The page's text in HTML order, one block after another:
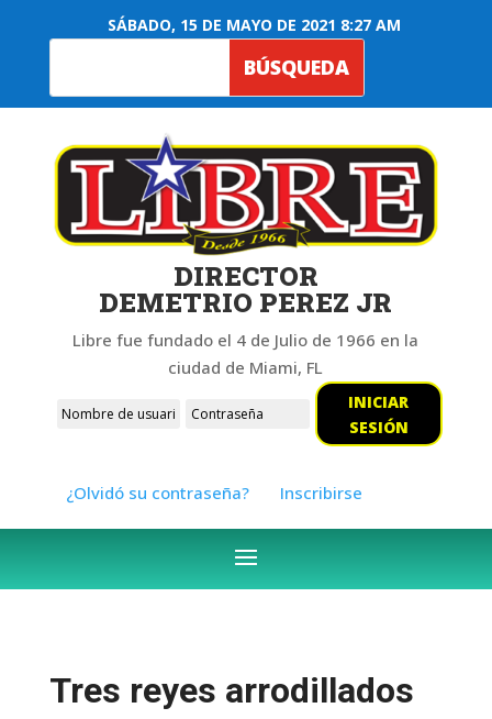
SÁBADO, 15 DE MAYO DE 2021 8:27 AM
DIRECTOR
DEMETRIO PEREZ JR
Libre fue fundado el 4 de Julio de 1966 en la
ciudad de Miami, FL
INICIAR
SESIÓN
¿Olvidó su contraseña? Inscribirse
Tres reyes arrodillados